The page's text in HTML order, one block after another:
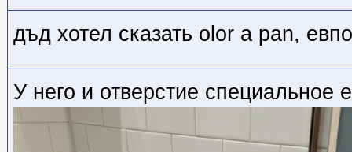
дъд хотел сказать olor a pan,
У него и отверстие специальное